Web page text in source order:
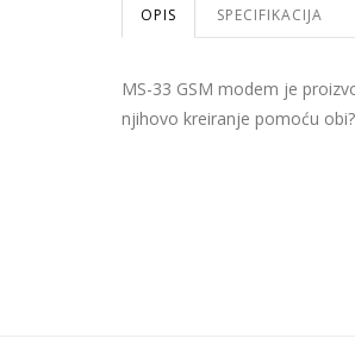
OPIS SPECIFIKACIJA
MS-33 GSM modem je
njihovo kreiranje pomoću obi?